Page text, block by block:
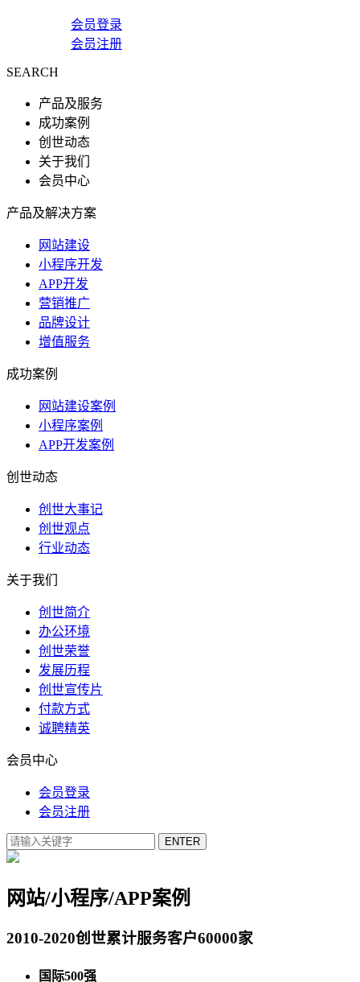
会员登录
会员注册
SEARCH
产品及服务
成功案例
创世动态
关于我们
会员中心
产品及解决方案
网站建设
小程序开发
APP开发
营销推广
品牌设计
增值服务
成功案例
网站建设案例
小程序案例
APP开发案例
创世动态
创世大事记
创世观点
行业动态
关于我们
创世简介
办公环境
创世荣誉
发展历程
创世宣传片
付款方式
诚聘精英
会员中心
会员登录
会员注册
网站/小程序/APP案例
2010-2020创世累计服务客户60000家
国际500强